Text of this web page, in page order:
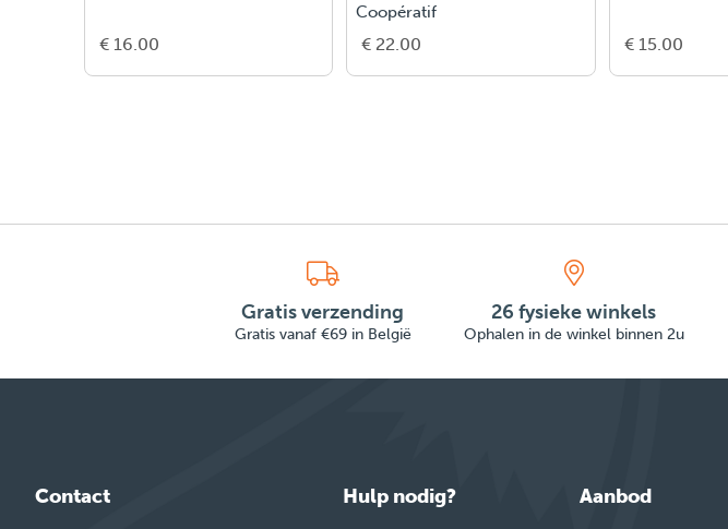
€ 16.00
Coopératif
€ 22.00 € 15.00
Gratis verzending
Gratis vanaf €69 in België
26 fysieke winkels
Ophalen in de winkel binnen 2u
Contact Hulp nodig? Aanbod